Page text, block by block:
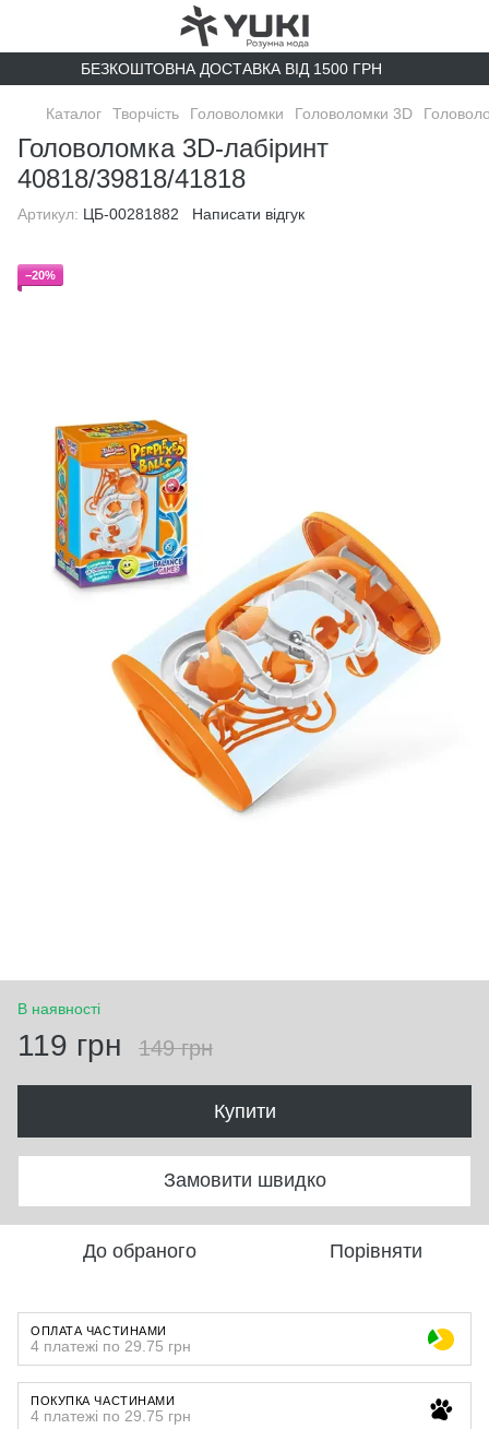
БЕЗКОШТОВНА ДОСТАВКА ВІД 1500 ГРН
Каталог Творчість Головоломки Головоломки 3D
Головоломка 3D-лабіринт
40818/39818/41818
Артикул: ЦБ-00281882 Написати відгук
−20%
В наявності
119 грн 149 грн
Купити
Замовити швидко
До обраного Порівняти
ОПЛАТА ЧАСТИНАМИ
4 платежі по 29.75 грн
ПОКУПКА ЧАСТИНАМИ
4 платежі по 29.75 грн